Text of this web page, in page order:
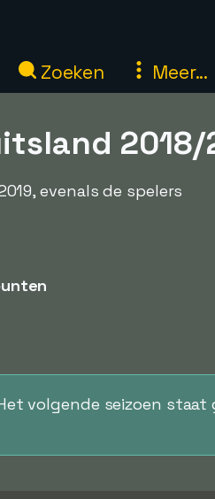
Zoeken Meer...
2018/
evenals de spelers
volgende seizoen staat